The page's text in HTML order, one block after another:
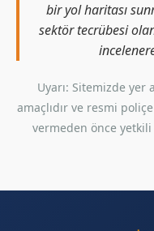
bir yol haritası
sektör tecrübesi
Uyarı: Sitemizde
amaçlıdır ve resmi
vermeden önce yetkili